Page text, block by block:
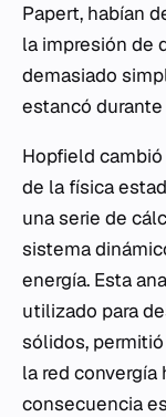
Papert, habían
la impresión de
demasiado
estancó
Hopfield
de la física
una serie de
sistema
energía. Esta
utilizado para
sólidos,
la red convergía
consecuencia